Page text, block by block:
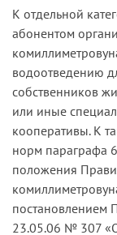
То
средств
питьевой
истекшим
точках
увеличил
срок
поверки, —
водоводов.
К отдельной
абонентом
водоотведению
собственников
или иные
кооперативы. К
норм параграфа
положения
постановлением
23.05.06 № 307